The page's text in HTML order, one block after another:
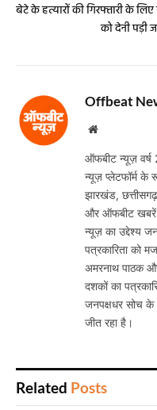
बेटे के हत्यारों की गिरफ्तारी के लिए
को देनी पड़ी
Offbeat
Website
ऑफबीट न्यूज़
न्यूज़ प्लेटफॉर्म के
झारखंड,
और ऑफबीट खबरें
न्यूज़ का उद्देश्य
पत्रकारिता को
अमरनाथ पाठक
दशकों का
जनपक्षधर सोच के
जीत रहा है।
Related Posts